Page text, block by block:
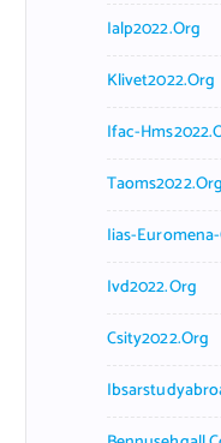
Ialp2022.org
Klivet2022.org
Ifac-
Taoms2022.org
Iias-
Ivd2022.org
Csity2022.org